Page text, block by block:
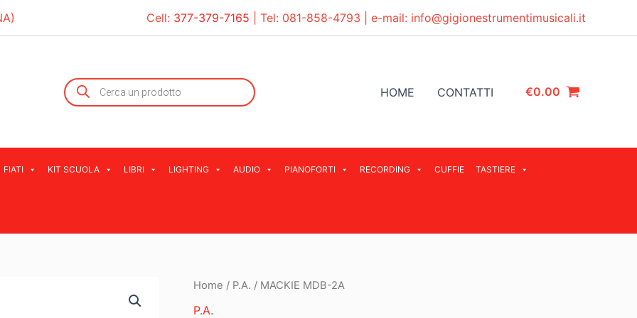
Cell: 377-379-7165 | Tel: 081-858-4793 | e-mail: info@gigionestrumentimusicali.it
Products
search
HOME CONTATTI €0.00
FIATI KIT SCUOLA LIBRI LIGHTING AUDIO PIANOFORTI RECORDING CUFFIE TASTIERE
Home / P.A. / MACKIE MDB-2A
P.A.